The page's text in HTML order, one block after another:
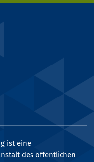
ist eine
des öffentlichen